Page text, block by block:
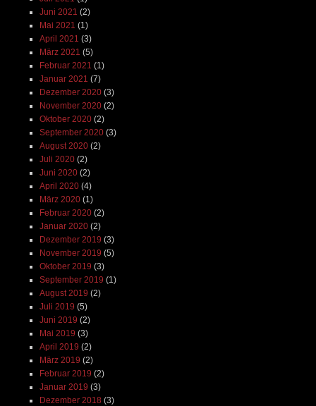
Juni 2021 (2)
Mai 2021 (1)
April 2021 (3)
März 2021 (5)
Februar 2021 (1)
Januar 2021 (7)
Dezember 2020(3)
November 2020(2)
Oktober 2020(2)
September 2020(3)
August 2020(2)
Juli 2020(2)
Juni 2020(2)
April 2020(4)
März 2020(1)
Februar 2020(2)
Januar 2020(2)
Dezember 2019 (3)
November 2019 (5)
Oktober 2019 (3)
September 2019 (1)
August 2019 (2)
Juli 2019 (5)
Juni 2019 (2)
Mai 2019 (3)
April 2019 (2)
März 2019 (2)
Februar 2019 (2)
Januar 2019 (3)
Dezember 2018 (3)